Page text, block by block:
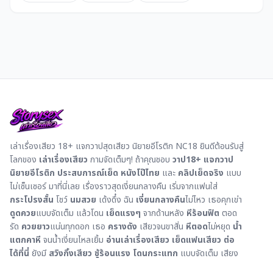
เล่าเรื่องเสียว 18+ แจกวาปสุดเสียว นิยายอีโรติก NC18 ยินดีต้อนรับสู่
โลกของ เล่าเรื่องเสียว กามจัดเต็มๆ! ถ้าคุณชอบ วาป18+ แจกวาป
นิยายอีโรติก ประสบการณ์เย็ด หนังโป๊ไทย และ คลิปเย็ดจริง แบบ
ไม่เซ็นเซอร์ มาที่นี่เลย เรื่องราวสุดเงี่ยนกลางคืน เริ่มจากแฟนใส่
กระโปรงสั้น โชว์ นมสวย เด้งดึ๋ง ฉัน เงี่ยนกลางคืนไม่ไหว เธอคุกเข่า
ดูดควยแบบจัดเต็ม แล้วโดน เย็ดแรงๆ จากด้านหลัง หีร้อนฟิต ตอด
รัด ควยยาวแน่นทุกดอก เธอ ครางดัง เสียวจนขาสั่น หีตอดไม่หยุด น้ำ
แตกคาหี จนน้ำเงี่ยนไหลเยิ้ม อ่านเล่าเรื่องเสียว เย็ดแฟนเสียว ต่อ
ได้ที่นี่ ยังมี สวิงกิ้งเสียว ชู้ร้อนแรง โดนกระแทก แบบจัดเต็ม เสียง